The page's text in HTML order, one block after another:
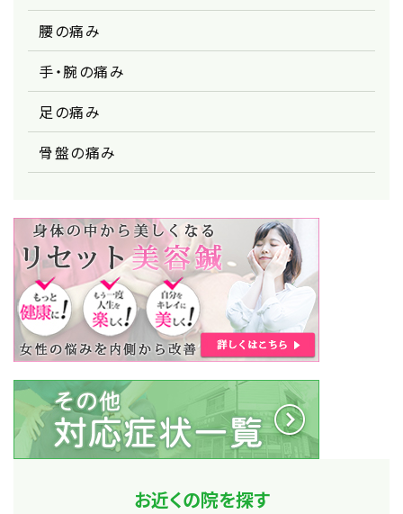
腰の痛み
手・腕の痛み
足の痛み
骨盤の痛み
お近くの院を探す